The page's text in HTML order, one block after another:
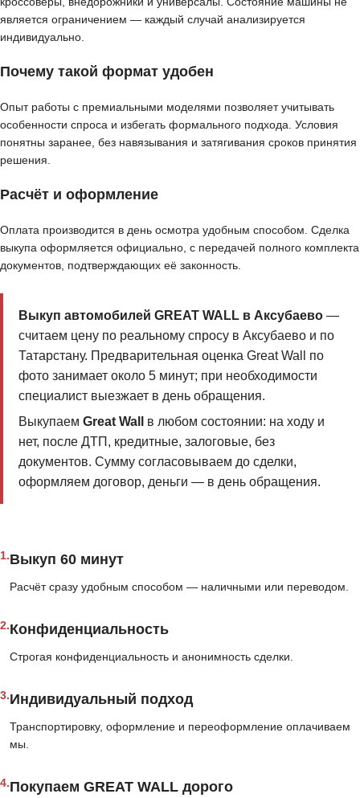
является ограничением — каждый случай анализируется
индивидуально.
Почему такой формат удобен
Опыт работы с премиальными моделями позволяет учитывать
особенности спроса и избегать формального подхода. Условия
понятны заранее, без навязывания и затягивания сроков принятия
решения.
Расчёт и оформление
Оплата производится в день осмотра удобным способом. Сделка
выкупа оформляется официально, с передачей полного комплекта
документов, подтверждающих её законность.
Выкуп автомобилей GREAT WALL в Аксубаево—
считаем цену по реальному спросу в Аксубаево и по
Татарстану. Предварительная оценка Great Wall по
фото занимает около 5 минут; при необходимости
специалист выезжает в день обращения.
Выкупаем Great Wall
в любом состоянии: на ходу и
нет, после ДТП, кредитные, залоговые, без
документов. Сумму согласовываем до сделки,
оформляем договор, деньги — в день обращения.
1.Выкуп 60 минут
Расчёт сразу удобным способом — наличными или переводом.
2.Конфиденциальность
Строгая конфиденциальность и анонимность сделки.
3.Индивидуальный подход
Транспортировку, оформление и переоформление оплачиваем
мы.
4.Покупаем GREAT WALL дорого